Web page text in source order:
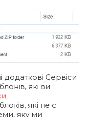
Сервіси
які ви
.
які не є
яку ми